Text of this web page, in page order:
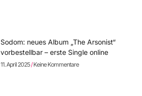
Sodom: neues Album „The Arsonist“
vorbestellbar – erste Single online
11. April 2025 Keine Kommentare